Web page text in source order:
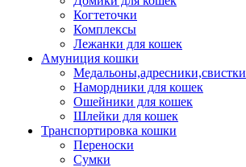
Когтеточки
Комплексы
Лежанки для кошек
Амуниция кошки
Медальоны,адресники,свистки
Намордники для кошек
Ошейники для кошек
Шлейки для кошек
Транспортировка кошки
Переноски
Сумки